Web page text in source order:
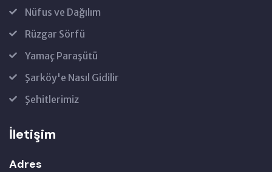
Nüfus ve Dağılım
Rüzgar Sörfü
Yamaç Paraşütü
Şarköy'e Nasıl Gidilir
Şehitlerimiz
İletişim
Adres